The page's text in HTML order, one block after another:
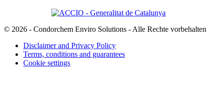
© 2026 - Condorchem Enviro Solutions - Alle Rechte vorbehalten
Disclaimer and Privacy Policy
Terms, conditions and guarantees
Cookie settings